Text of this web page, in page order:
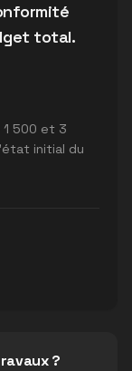
total.
1 500 et 3
initial du
?